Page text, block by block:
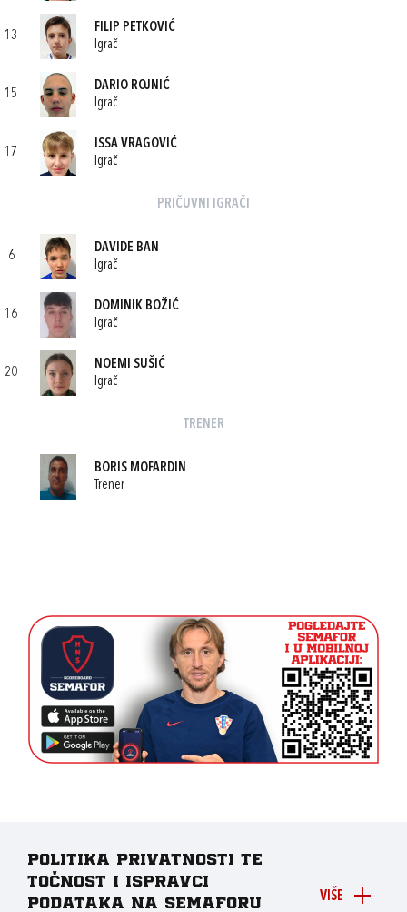
13
FILIP PETKOVIĆ
Igrač
15
DARIO ROJNIĆ
Igrač
17
ISSA VRAGOVIĆ
Igrač
PRIČUVNI IGRAČI
6
DAVIDE BAN
Igrač
16
DOMINIK BOŽIĆ
Igrač
20
NOEMI SUŠIĆ
Igrač
TRENER
BORIS MOFARDIN
Trener
VIŠE
Politika privatnosti te
točnost i ispravci
podataka na Semaforu